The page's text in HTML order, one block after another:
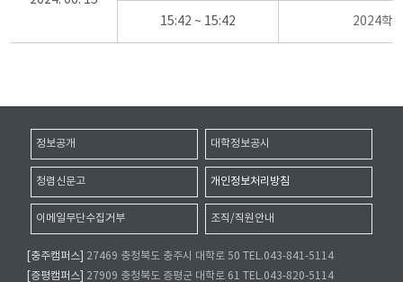
15:42 ~ 15:42 2024학
정보공개 대학정보공시
청렴신문고 개인정보처리방침
이메일무단수집거부 조직/직원안내
[충주캠퍼스]
27469 충청북도 충주시 대학로 50 TEL.043-841-5114
[증평캠퍼스]
27909 충청북도 증평군 대학로 61 TEL.043-820-5114